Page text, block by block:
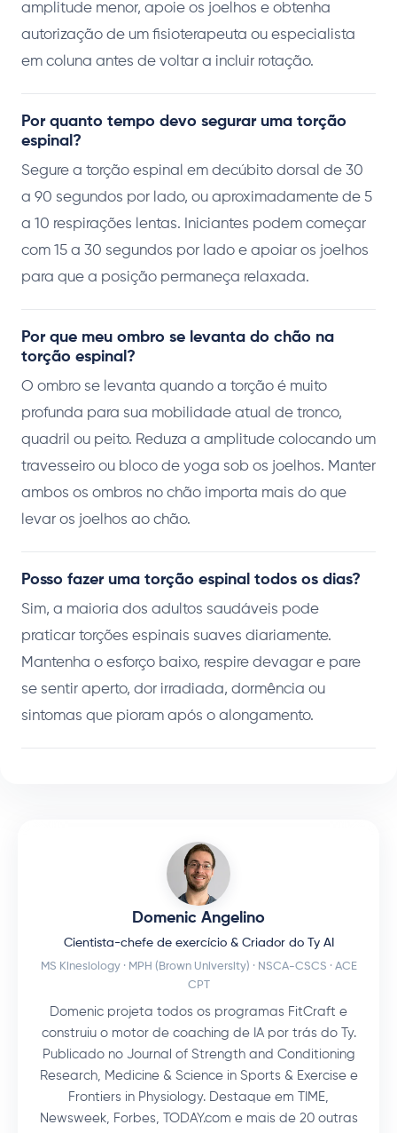
amplitude menor, apoie os joelhos e obtenha
autorização de um fisioterapeuta ou especialista
em coluna antes de voltar a incluir rotação.
Por quanto tempo devo segurar uma torção
espinal?
Segure a torção espinal em decúbito dorsal de 30
a 90 segundos por lado, ou aproximadamente de 5
a 10 respirações lentas. Iniciantes podem começar
com 15 a 30 segundos por lado e apoiar os joelhos
para que a posição permaneça relaxada.
Por que meu ombro se levanta do chão na
torção espinal?
O ombro se levanta quando a torção é muito
profunda para sua mobilidade atual de tronco,
quadril ou peito. Reduza a amplitude colocando um
travesseiro ou bloco de yoga sob os joelhos. Manter
ambos os ombros no chão importa mais do que
levar os joelhos ao chão.
Posso fazer uma torção espinal todos os dias?
Sim, a maioria dos adultos saudáveis pode
praticar torções espinais suaves diariamente.
Mantenha o esforço baixo, respire devagar e pare
se sentir aperto, dor irradiada, dormência ou
sintomas que pioram após o alongamento.
Domenic Angelino
Cientista-chefe de exercício & Criador do Ty AI
MS Kinesiology · MPH (Brown University) · NSCA-CSCS · ACE
CPT
Domenic projeta todos os programas FitCraft e
construiu o motor de coaching de IA por trás do Ty.
Publicado no Journal of Strength and Conditioning
Research, Medicine & Science in Sports & Exercise e
Frontiers in Physiology. Destaque em TIME,
Newsweek, Forbes, TODAY.com e mais de 20 outras